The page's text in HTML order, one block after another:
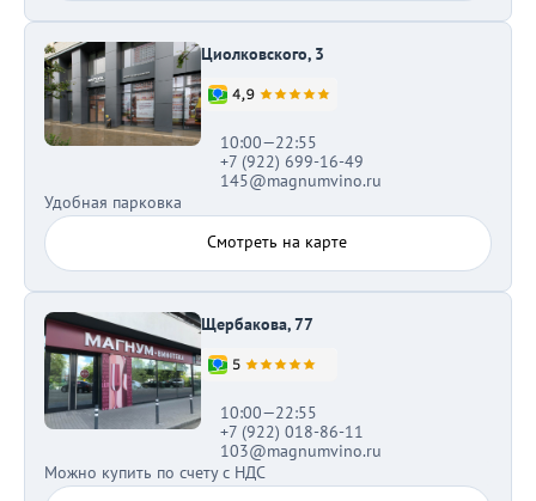
Циолковского, 3
10:00—22:55
+7 (922) 699-16-49
145@magnumvino.ru
Удобная парковка
Смотреть на карте
Щербакова, 77
10:00—22:55
+7 (922) 018-86-11
103@magnumvino.ru
Можно купить по счету с НДС